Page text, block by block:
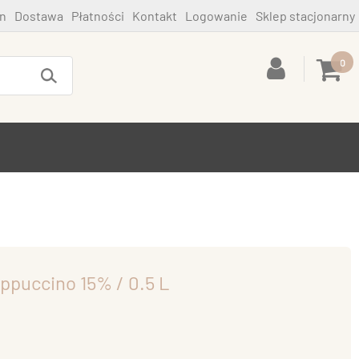
Dostawa Płatności Kontakt Logowanie Sklep stacjonarny
0
15% / 0.5 L